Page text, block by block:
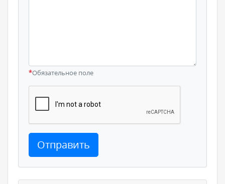
*Обязательное поле
Отправить